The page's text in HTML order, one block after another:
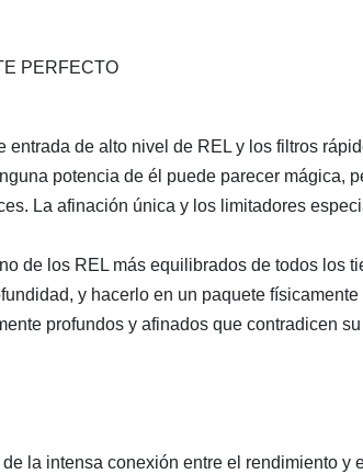
PERFECTO
entrada de alto nivel de REL y los filtros
potencia de él puede parecer mágica,
La afinación única y los limitadores
de los REL más equilibrados de todos los
y hacerlo en un paquete
profundos y afinados que contradicen
la intensa conexión entre el rendimiento